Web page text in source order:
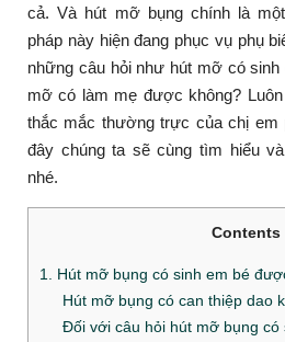
cả. Và hút mỡ bụng chính là
pháp này hiện đang phục vụ phụ
những câu hỏi như hút mỡ có
mỡ có làm mẹ được không?
thắc mắc thường trực của chị
đây chúng ta sẽ cùng tìm hiểu
nhé.
Contents
1. Hút mỡ bụng có sinh em bé
Hút mỡ bụng có can thiệp dao
Đối với câu hỏi hút mỡ bụng